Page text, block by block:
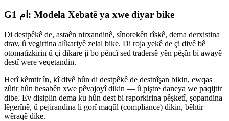
Gام 1: Modela Xebatê ya xwe diyar bike
Di destpêkê de, astaên nirxandinê, sînorekên rîskê, dema derxistina
drav, û vegirtina alîkariyê zelal bike. Di roja yekê de çi divê bê
otomatîzkirin û çi dikare ji bo pêncî sed tradersê yên pêşîn bi awayê
destî were veqetandin.
Herî kêmtir în, kî divê hûn di destpêkê de destnîşan bikin, ewqas
zûtir hûn hesabên xwe pêvajoyî dikin — û piştre daneya we paqijtir
dibe. Ev disiplin dema ku hûn dest bi raporkirina pêşketî, şopandina
lêgerînê, û pejirandina li gorî maqûl (compliance) dikin, bêhtir
wêraqê dike.